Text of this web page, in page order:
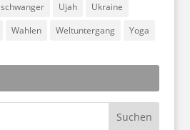
schwanger Ujah
Ukraine
Wahlen Weltuntergang Yoga